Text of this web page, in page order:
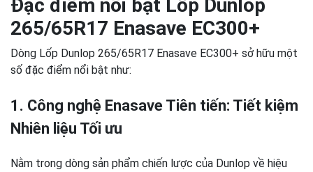
Đặc điểm nổi bật Lốp Dunlop
265/65R17 Enasave EC300+
Dòng Lốp Dunlop 265/65R17 Enasave EC300+ sở hữu một
số đặc điểm nổi bật như:
1. Công nghệ Enasave Tiên tiến: Tiết kiệm
Nhiên liệu Tối ưu
Nằm trong dòng sản phẩm chiến lược của Dunlop về hiệu